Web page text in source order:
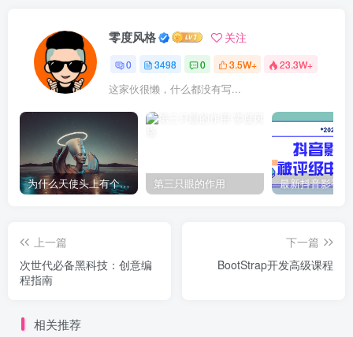
零度风格 关注
0 3498 0 3.5W+ 23.3W+
这家伙很懒，什么都没有写...
为什么天使头上有个圈？ 第三只眼的作用
上一篇
次世代必备黑科技：创意编
程指南
下一篇
BootStrap开发高级课程
相关推荐